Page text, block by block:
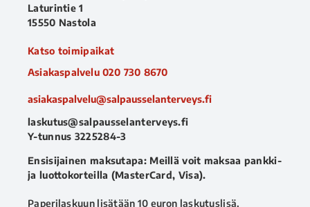
Laturintie 1
15550 Nastola
Katso toimipaikat
Asiakaspalvelu 020 730 8670
asiakaspalvelu@salpausselanterveys.fi
laskutus@salpausselanterveys.fi
Y-tunnus 3225284-3
Ensisijainen maksutapa: Meillä voit maksaa pankki-
ja luottokorteilla (MasterCard, Visa).
Paperilaskuun lisätään 10 euron laskutuslisä.